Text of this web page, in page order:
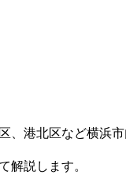
、港北区など横浜
解説します。